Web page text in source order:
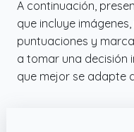
A continuación,
que incluye
puntuaciones y
a tomar una decisión
que mejor se adapte